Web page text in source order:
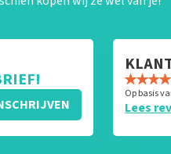
Op basis
Lees